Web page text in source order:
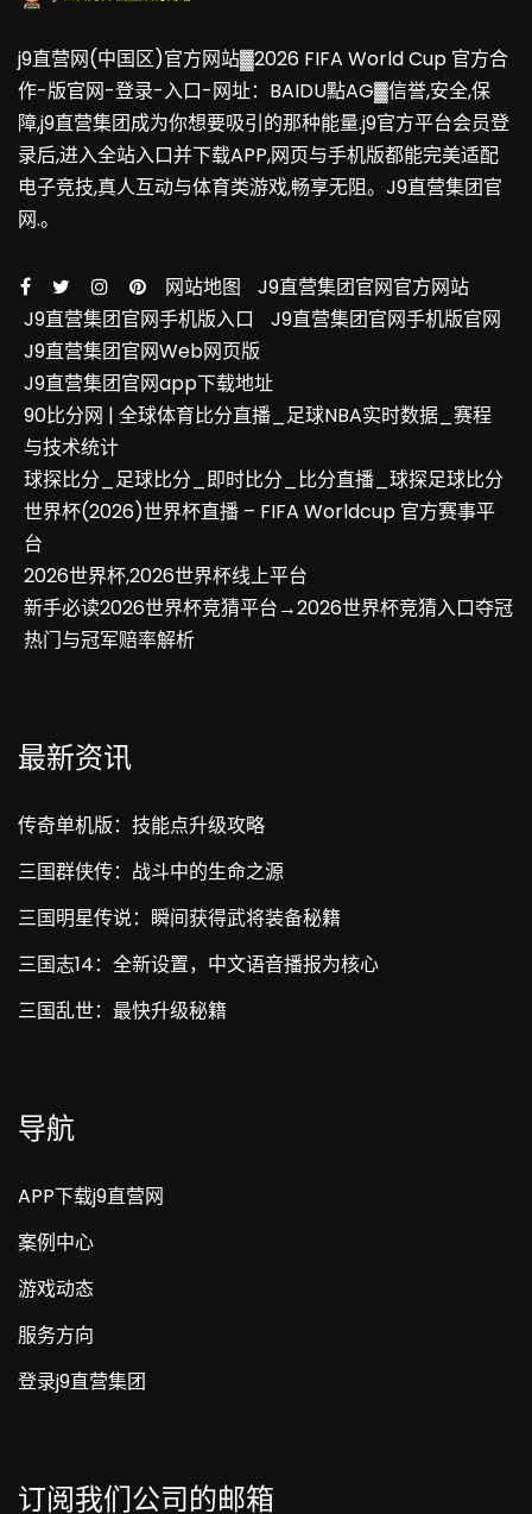
j9直营网(中国区)官方网站▓2026 FIFA World Cup 官方合
作-版官网-登录-入口-网址：BAIDU點AG▓信誉,安全,保
障,j9直营集团成为你想要吸引的那种能量.j9官方平台会员登
录后,进入全站入口并下载APP,网页与手机版都能完美适配
电子竞技,真人互动与体育类游戏,畅享无阻。J9直营集团官
网.。
网站地图
J9直营集团官网官方网站
J9直营集团官网手机版入口
J9直营集团官网手机版官网
J9直营集团官网Web网页版
J9直营集团官网app下载地址
90比分网 | 全球体育比分直播_足球NBA实时数据_赛程
与技术统计
球探比分_足球比分_即时比分_比分直播_球探足球比分
世界杯(2026)世界杯直播 – FIFA Worldcup 官方赛事平
台
2026世界杯,2026世界杯线上平台
新手必读2026世界杯竞猜平台→2026世界杯竞猜入口夺冠
热门与冠军赔率解析
最新资讯
传奇单机版：技能点升级攻略
三国群侠传：战斗中的生命之源
三国明星传说：瞬间获得武将装备秘籍
三国志14：全新设置，中文语音播报为核心
三国乱世：最快升级秘籍
导航
APP下载j9直营网
案例中心
游戏动态
服务方向
登录j9直营集团
订阅我们公司的邮箱